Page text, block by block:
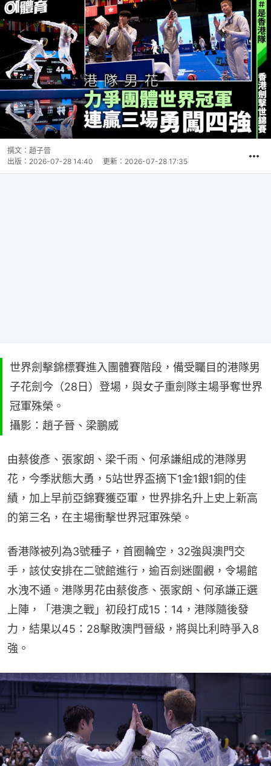
撰文： 趙子晉
出版： 2026-07-28 14:40 更新： 2026-07-28 17:35
世界劍擊錦標賽進入團體賽階段，備受矚目的港隊男
子花劍今（28日）登場，與女子重劍隊主場爭奪世界
冠軍殊榮。
攝影：趙子晉、梁鵬威
由蔡俊彥、張家朗、梁千雨、何承謙組成的港隊男
花，今季狀態大勇，5站世界盃摘下1金1銀1銅的佳
績，加上早前亞錦賽獲亞軍，世界排名升上史上新高
的第三名，在主場衝擊世界冠軍殊榮。
香港隊被列為3號種子，首圈輪空，32強與澳門交
手，該仗安排在二號館進行，逾百劍迷圍觀，令場館
水洩不通。港隊男花由蔡俊彥、張家朗、何承謙正選
上陣，「港澳之戰」初段打成15：14，港隊隨後發
力，結果以45：28擊敗澳門晉級，將與比利時爭入8
強。